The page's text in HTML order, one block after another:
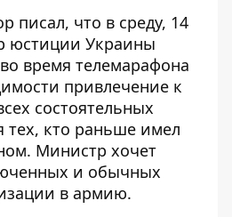
писал, что в среду, 14
юстиции Украины
во время телемарафона
привлечение к
состоятельных
тех, кто раньше имел
Министр хочет
и обычных
в армию.